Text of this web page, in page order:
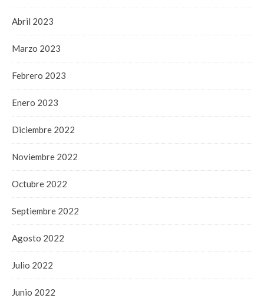
Abril 2023
Marzo 2023
Febrero 2023
Enero 2023
Diciembre 2022
Noviembre 2022
Octubre 2022
Septiembre 2022
Agosto 2022
Julio 2022
Junio 2022